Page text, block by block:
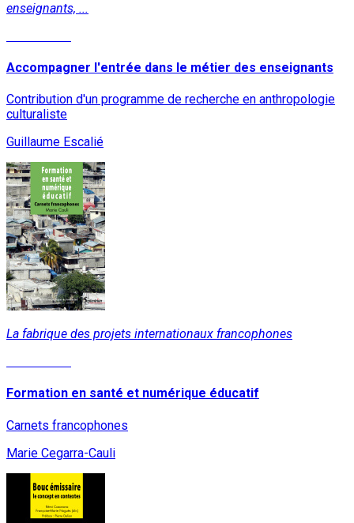
enseignants, ...
Accompagner l'entrée dans le métier des enseignants
Contribution d'un programme de recherche en anthropologie
culturaliste
Guillaume Escalié
La fabrique des projets internationaux francophones
Formation en santé et numérique éducatif
Carnets francophones
Marie Cegarra-Cauli